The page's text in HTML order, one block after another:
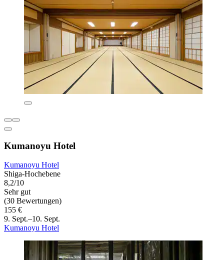
Kumanoyu Hotel
Kumanoyu Hotel
Shiga-Hochebene
8,2/10
Sehr gut
(30 Bewertungen)
155 €
9. Sept.–10. Sept.
Kumanoyu Hotel